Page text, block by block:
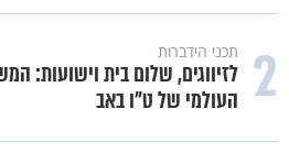
2 תכני הידברות
לזיווגים, שלום בית וישועות:
העולמי של ט"ו באב